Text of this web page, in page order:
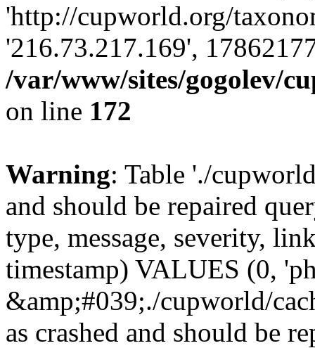
'http://cupworld.org/
'216.73.217.169',
/var/www/sites/gogolev/
on line 172
Warning: Table './
and should be repaired
type, message, severity,
timestamp) VALUES (0,
&amp;#039;./cupworld/
as crashed and should be